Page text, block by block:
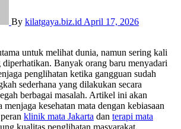
By kilatgaya.biz.id April 17, 2026
Banyak orang baru menyadari
penglihatan ketika gangguan sudah
sederhana yang dilakukan secara
berbagai masalah. Artikel ini akan
menjaga kesehatan mata dengan kebiasaan
klinik mata Jakarta dan terapi mata
kualitas penglihatan masyarakat.